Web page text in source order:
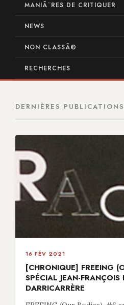
MANIÃ¨RES DE CRITIQUER
NEWS
NON CLASSÃ©
RECHERCHES
DERNIÈRES
16 FÉV 2021
[CHRONIQUE] FREEING
SPÉCIAL JEAN-
DARRICARRÈRE